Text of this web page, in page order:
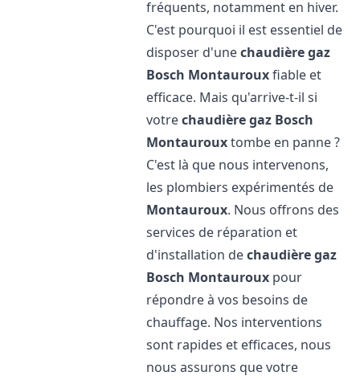
fréquents, notamment en hiver.
C'est pourquoi il est essentiel de
disposer d'unechaudière gaz
Bosch Montaurouxfiable et
efficace. Mais qu'arrive-t-il si
votrechaudière gaz Bosch
Montaurouxtombe en panne ?
C'est là que nous intervenons,
les plombiers expérimentés de
Montauroux. Nous offrons des
services de réparation et
d'installation dechaudière gaz
Bosch Montauroux pour
répondre à vos besoins de
chauffage. Nos interventions
sont rapides et efficaces, nous
nous assurons que votre